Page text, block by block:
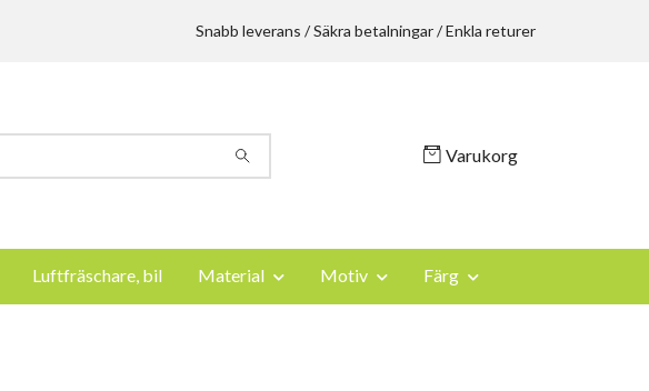
Snabb leverans / Säkra betalningar / Enkla returer
Varukorg
Luftfräschare, bil Material Motiv Färg